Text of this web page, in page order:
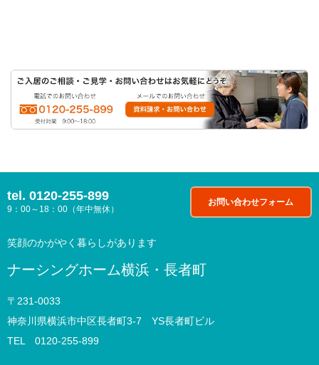
お問い合わせフォーム
tel. 0120-255-899
9：00～18：00（年中無休）
笑顔のかがやく暮らしがあります
ナーシングホーム横浜・長者町
〒231-0033
神奈川県横浜市中区長者町3-7 YS長者町ビル
TEL 0120-255-899